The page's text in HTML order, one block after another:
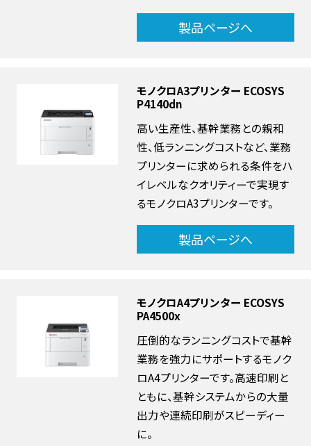
製品ページへ
モノクロA3プリンター ECOSYS
P4140dn
高い生産性、基幹業務との親和
性、低ランニングコストなど、業務
プリンターに求められる条件をハ
イレベルなクオリティーで実現す
るモノクロA3プリンターです。
製品ページへ
モノクロA4プリンター ECOSYS
PA4500x
圧倒的なランニングコストで基幹
業務を強力にサポートするモノク
ロA4プリンターです。高速印刷と
ともに、基幹システムからの大量
出力や連続印刷がスピーディー
に。